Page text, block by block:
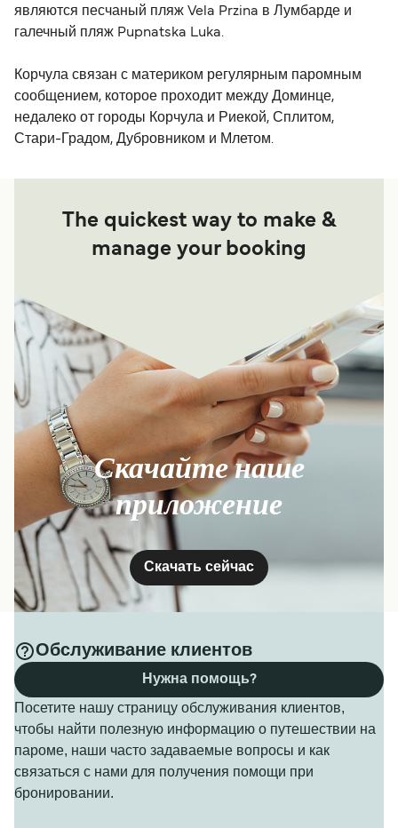
являются песчаный пляж Vela Przina в Лумбарде и
галечный пляж Pupnatska Luka.
Корчула связан с материком регулярным паромным
сообщением, которое проходит между Доминце,
недалеко от городы Корчула и Риекой, Сплитом,
Стари-Градом, Дубровником и Млетом.
The quickest way to make &
manage your booking
Скачайте наше
приложение
Скачать сейчас
Обслуживание клиентов
Посетите нашу страницу обслуживания клиентов,
чтобы найти полезную информацию о путешествии на
пароме, наши часто задаваемые вопросы и как
связаться с нами для получения помощи при
бронировании.
Нужна помощь?